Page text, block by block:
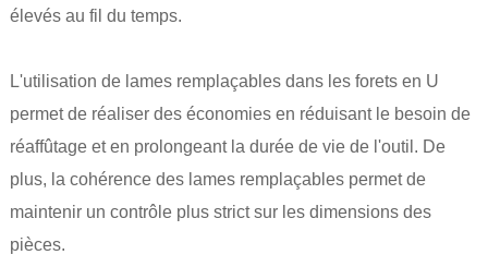
élevés au fil du temps.
L'utilisation de lames remplaçables dans les forets en U
permet de réaliser des économies en réduisant le besoin de
réaffûtage et en prolongeant la durée de vie de l'outil. De
plus, la cohérence des lames remplaçables permet de
maintenir un contrôle plus strict sur les dimensions des
pièces.